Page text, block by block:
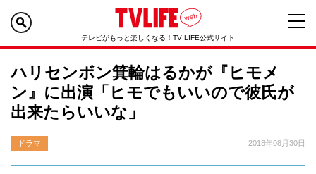
テレビがもっと楽しくなる！TV LIFE公式サイト
ハリセンボン箕輪はるかが『ヒモメ
ン』に出演「ヒモでもいいので彼氏が
出来たらいいな」
ドラマ 2018年08月30日